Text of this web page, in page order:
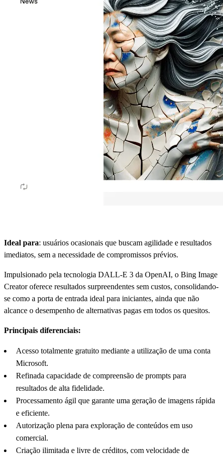
Ideal para: usuários ocasionais que buscam agilidade e resultados
imediatos, sem a necessidade de compromissos prévios.
Impulsionado pela tecnologia DALL-E 3 da OpenAI, o Bing Image
Creator oferece resultados surpreendentes sem custos, consolidando-
se como a porta de entrada ideal para iniciantes, ainda que não
alcance o desempenho de alternativas pagas em todos os quesitos.
Principais diferenciais:
Acesso totalmente gratuito mediante a utilização de uma conta
Microsoft.
Refinada capacidade de compreensão de prompts para
resultados de alta fidelidade.
Processamento ágil que garante uma geração de imagens rápida
e eficiente.
Autorização plena para exploração de conteúdos em uso
comercial.
Criação ilimitada e livre de créditos, com velocidade de